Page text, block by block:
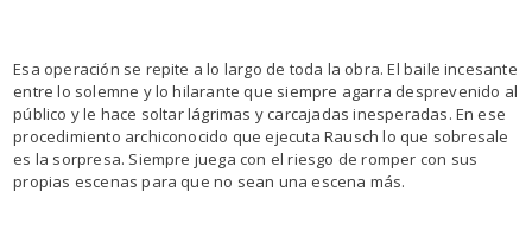
Esa operación se repite a lo largo de toda la obra. El baile incesante
entre lo solemne y lo hilarante que siempre agarra desprevenido al
público y le hace soltar lágrimas y carcajadas inesperadas. En ese
procedimiento archiconocido que ejecuta Rausch lo que sobresale
es la sorpresa. Siempre juega con el riesgo de romper con sus
propias escenas para que no sean una escena más.